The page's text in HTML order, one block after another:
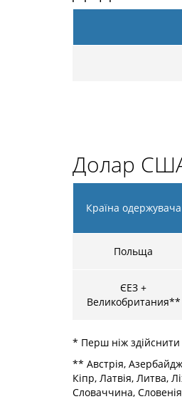
Долар
Країна одержувача
Польща
ЄЕЗ +
Великобритания**
* Перш ніж здійснити
** Австрія,
Кіпр, Латвія, Литва,
Словаччина,